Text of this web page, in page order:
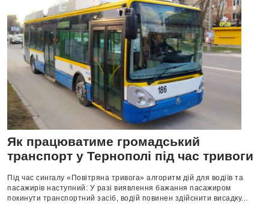
Як працюватиме громадський
транспорт у Тернополі під час тривоги
Під час сингалу «Повітряна тривога» алгоритм дій для водіїв та
пасажирів наступний: У разі виявлення бажання пасажиром
покинути транспортний засіб, водій повинен здійснити висадку...